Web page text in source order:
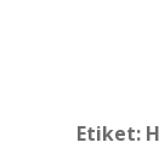
Etiket: